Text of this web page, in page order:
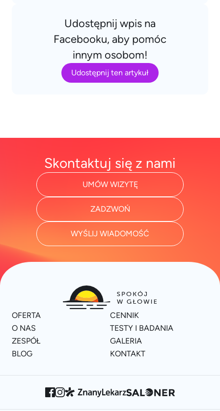
Udostępnij wpis na
Facebooku, aby pomóc
innym osobom!
Udostępnij ten artykuł
Skontaktuj się z nami
UMÓW WIZYTĘ
ZADZWOŃ
WYŚLIJ WIADOMOŚĆ
OFERTA
CENNIK
O NAS
TESTY I BADANIA
ZESPÓŁ
GALERIA
BLOG
KONTAKT